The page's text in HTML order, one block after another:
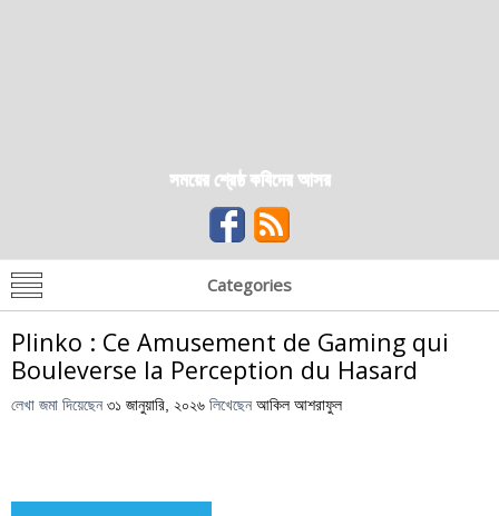
সময়ের শ্রেষ্ঠ কবিদের আসর
Categories
Plinko : Ce Amusement de Gaming qui
Bouleverse la Perception du Hasard
লেখা জমা দিয়েছেন ৩১ জানুয়ারি, ২০২৬ লিখেছেন আকিল আশরাফুল